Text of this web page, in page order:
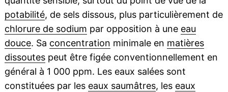
potabilité, de sels dissous, plus particulièrement de
chlorure de sodium par opposition à une eau
douce. Sa concentration minimale en matières
dissoutespeut être figée conventionnellement en
général à 1 000 ppm. Les eaux salées sont
constituées par les eaux saumâtres, les eaux